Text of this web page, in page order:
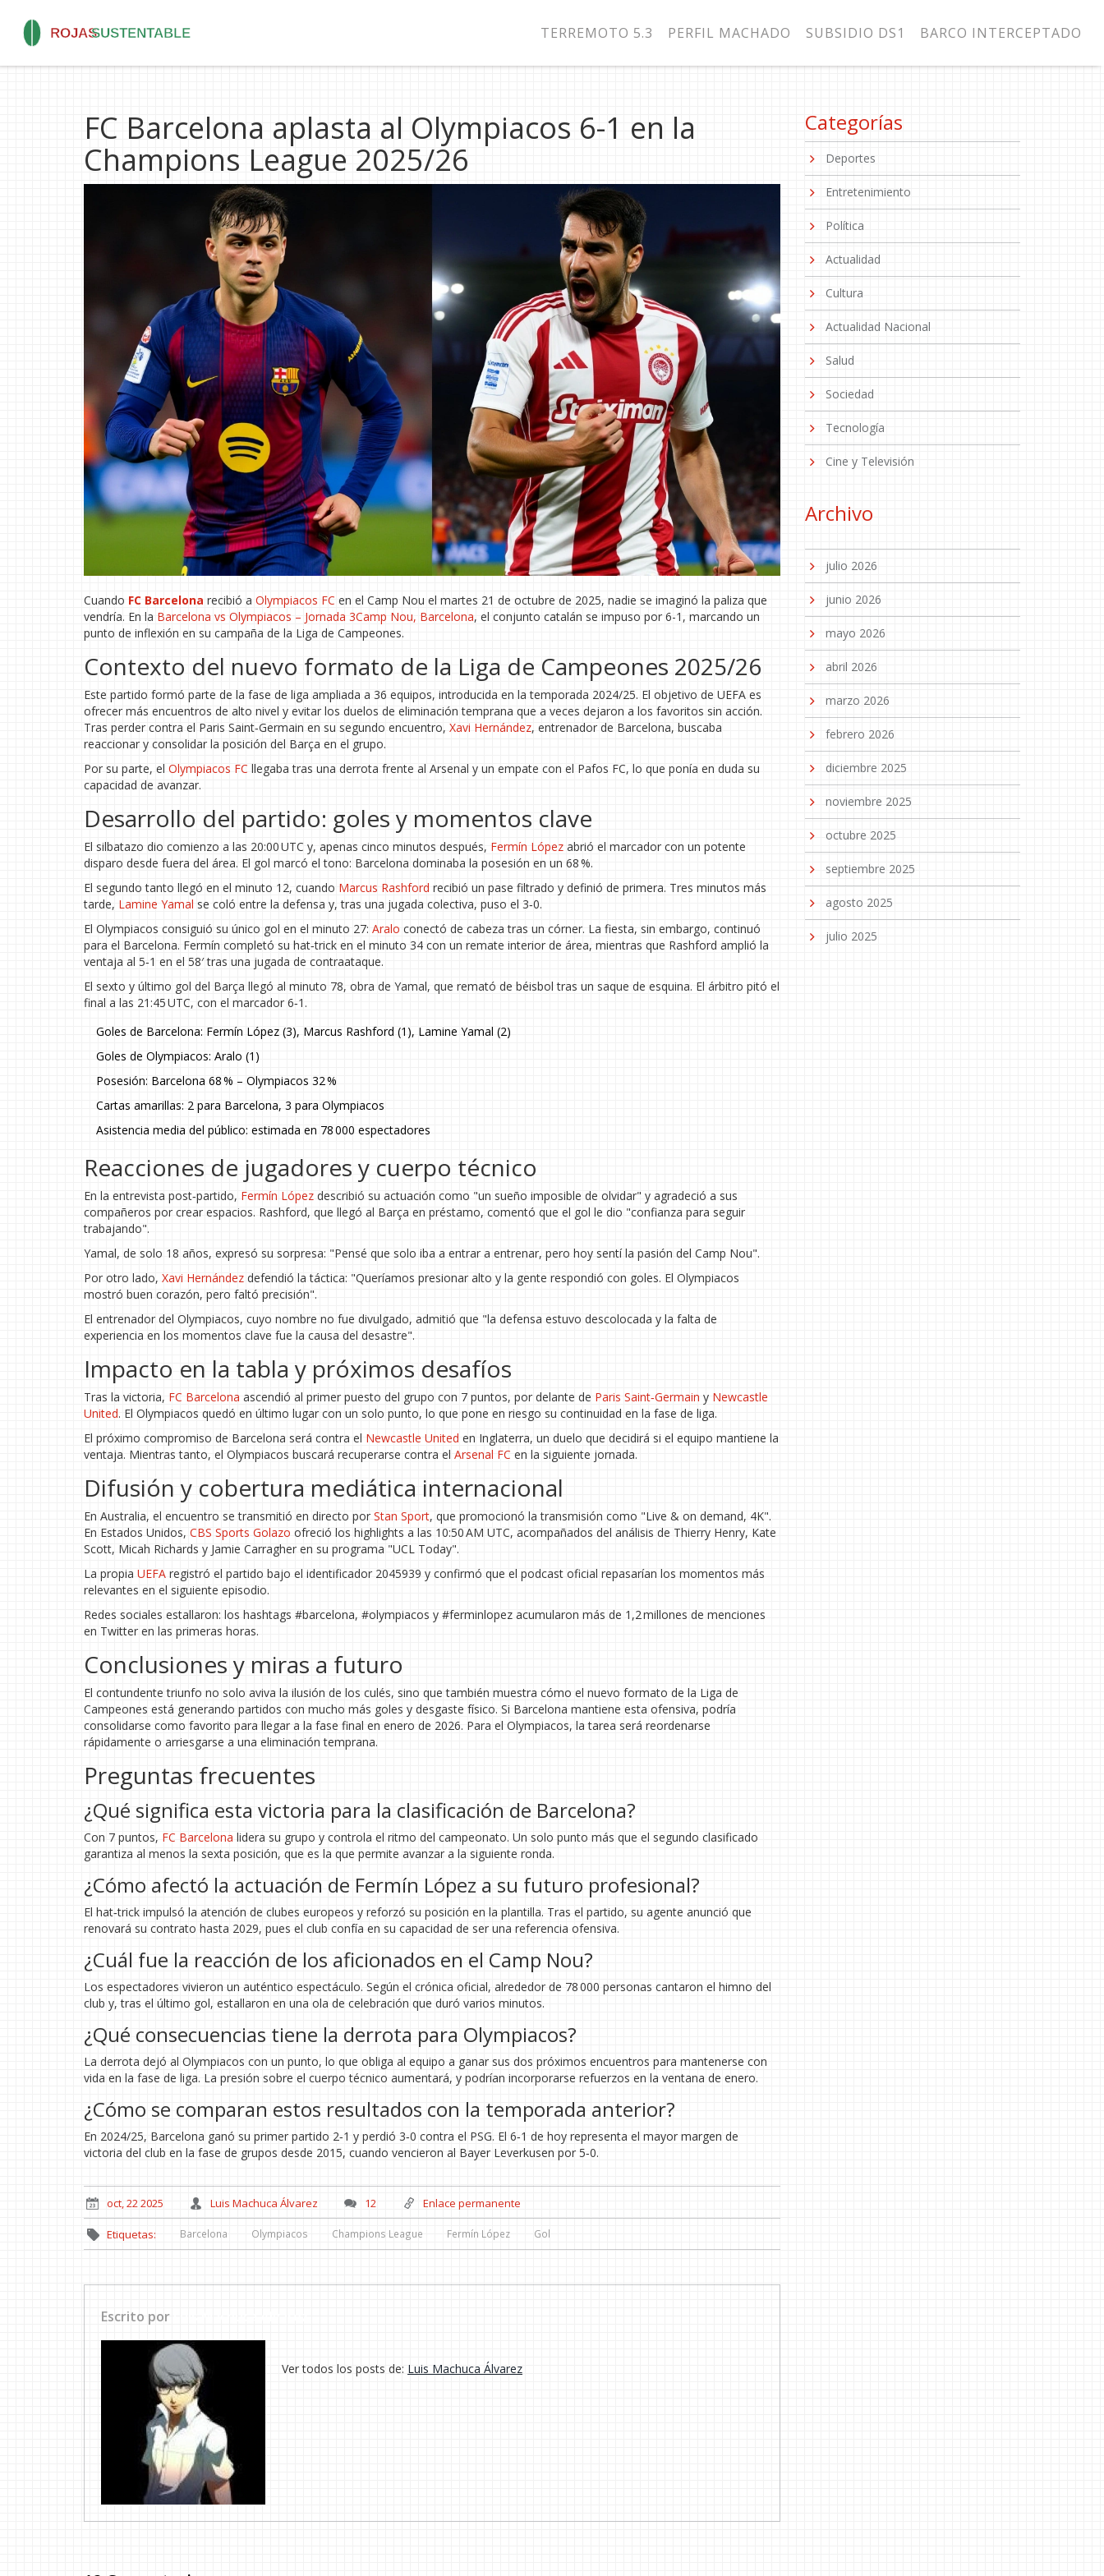
TERREMOTO 5.3 PERFIL MACHADO SUBSIDIO DS1 BARCO INTERCEPTADO
FC Barcelona aplasta al Olympiacos 6-1 en la
Champions League 2025/26
Cuando FC Barcelona recibió a Olympiacos FC en el Camp Nou el martes 21 de octubre de 2025, nadie se imaginó la paliza que
vendría. En la Barcelona vs Olympiacos – Jornada 3Camp Nou, Barcelona, el conjunto catalán se impuso por 6-1, marcando un
punto de inflexión en su campaña de la Liga de Campeones.
Contexto del nuevo formato de la Liga de Campeones 2025/26
Este partido formó parte de la fase de liga ampliada a 36 equipos, introducida en la temporada 2024/25. El objetivo de UEFA es
ofrecer más encuentros de alto nivel y evitar los duelos de eliminación temprana que a veces dejaron a los favoritos sin acción.
Tras perder contra el Paris Saint‑Germain en su segundo encuentro, Xavi Hernández, entrenador de Barcelona, buscaba
reaccionar y consolidar la posición del Barça en el grupo.
Por su parte, el Olympiacos FC llegaba tras una derrota frente al Arsenal y un empate con el Pafos FC, lo que ponía en duda su
capacidad de avanzar.
Desarrollo del partido: goles y momentos clave
El silbatazo dio comienzo a las 20:00 UTC y, apenas cinco minutos después, Fermín López abrió el marcador con un potente
disparo desde fuera del área. El gol marcó el tono: Barcelona dominaba la posesión en un 68 %.
El segundo tanto llegó en el minuto 12, cuando Marcus Rashford recibió un pase filtrado y definió de primera. Tres minutos más
tarde, Lamine Yamal se coló entre la defensa y, tras una jugada colectiva, puso el 3‑0.
El Olympiacos consiguió su único gol en el minuto 27: Aralo conectó de cabeza tras un córner. La fiesta, sin embargo, continuó
para el Barcelona. Fermín completó su hat‑trick en el minuto 34 con un remate interior de área, mientras que Rashford amplió la
ventaja al 5‑1 en el 58′ tras una jugada de contraataque.
El sexto y último gol del Barça llegó al minuto 78, obra de Yamal, que remató de béisbol tras un saque de esquina. El árbitro pitó el
final a las 21:45 UTC, con el marcador 6‑1.
Goles de Barcelona: Fermín López (3), Marcus Rashford (1), Lamine Yamal (2)
Goles de Olympiacos: Aralo (1)
Posesión: Barcelona 68 % – Olympiacos 32 %
Cartas amarillas: 2 para Barcelona, 3 para Olympiacos
Asistencia media del público: estimada en 78 000 espectadores
Reacciones de jugadores y cuerpo técnico
En la entrevista post‑partido, Fermín López describió su actuación como "un sueño imposible de olvidar" y agradeció a sus
compañeros por crear espacios. Rashford, que llegó al Barça en préstamo, comentó que el gol le dio "confianza para seguir
trabajando".
Yamal, de solo 18 años, expresó su sorpresa: "Pensé que solo iba a entrar a entrenar, pero hoy sentí la pasión del Camp Nou".
Por otro lado, Xavi Hernández defendió la táctica: "Queríamos presionar alto y la gente respondió con goles. El Olympiacos
mostró buen corazón, pero faltó precisión".
El entrenador del Olympiacos, cuyo nombre no fue divulgado, admitió que "la defensa estuvo descolocada y la falta de
experiencia en los momentos clave fue la causa del desastre".
Impacto en la tabla y próximos desafíos
Tras la victoria, FC Barcelona ascendió al primer puesto del grupo con 7 puntos, por delante de Paris Saint‑Germain y Newcastle
United. El Olympiacos quedó en último lugar con un solo punto, lo que pone en riesgo su continuidad en la fase de liga.
El próximo compromiso de Barcelona será contra el Newcastle United en Inglaterra, un duelo que decidirá si el equipo mantiene la
ventaja. Mientras tanto, el Olympiacos buscará recuperarse contra el Arsenal FC en la siguiente jornada.
Difusión y cobertura mediática internacional
En Australia, el encuentro se transmitió en directo por Stan Sport, que promocionó la transmisión como "Live & on demand, 4K".
En Estados Unidos, CBS Sports Golazo ofreció los highlights a las 10:50 AM UTC, acompañados del análisis de Thierry Henry, Kate
Scott, Micah Richards y Jamie Carragher en su programa "UCL Today".
La propia UEFA registró el partido bajo el identificador 2045939 y confirmó que el podcast oficial repasarían los momentos más
relevantes en el siguiente episodio.
Redes sociales estallaron: los hashtags #barcelona, #olympiacos y #ferminlopez acumularon más de 1,2 millones de menciones
en Twitter en las primeras horas.
Conclusiones y miras a futuro
El contundente triunfo no solo aviva la ilusión de los culés, sino que también muestra cómo el nuevo formato de la Liga de
Campeones está generando partidos con mucho más goles y desgaste físico. Si Barcelona mantiene esta ofensiva, podría
consolidarse como favorito para llegar a la fase final en enero de 2026. Para el Olympiacos, la tarea será reordenarse
rápidamente o arriesgarse a una eliminación temprana.
Preguntas frecuentes
¿Qué significa esta victoria para la clasificación de Barcelona?
Con 7 puntos, FC Barcelona lidera su grupo y controla el ritmo del campeonato. Un solo punto más que el segundo clasificado
garantiza al menos la sexta posición, que es la que permite avanzar a la siguiente ronda.
¿Cómo afectó la actuación de Fermín López a su futuro profesional?
El hat‑trick impulsó la atención de clubes europeos y reforzó su posición en la plantilla. Tras el partido, su agente anunció que
renovará su contrato hasta 2029, pues el club confía en su capacidad de ser una referencia ofensiva.
¿Cuál fue la reacción de los aficionados en el Camp Nou?
Los espectadores vivieron un auténtico espectáculo. Según el crónica oficial, alrededor de 78 000 personas cantaron el himno del
club y, tras el último gol, estallaron en una ola de celebración que duró varios minutos.
¿Qué consecuencias tiene la derrota para Olympiacos?
La derrota dejó al Olympiacos con un punto, lo que obliga al equipo a ganar sus dos próximos encuentros para mantenerse con
vida en la fase de liga. La presión sobre el cuerpo técnico aumentará, y podrían incorporarse refuerzos en la ventana de enero.
¿Cómo se comparan estos resultados con la temporada anterior?
En 2024/25, Barcelona ganó su primer partido 2‑1 y perdió 3‑0 contra el PSG. El 6‑1 de hoy representa el mayor margen de
victoria del club en la fase de grupos desde 2015, cuando vencieron al Bayer Leverkusen por 5‑0.
oct, 22 2025 Luis Machuca Álvarez 12 Enlace permanente
Etiquetas: Barcelona Olympiacos Champions League Fermín López Gol
Escrito por
Ver todos los posts de: Luis Machuca Álvarez
Categorías
Deportes
Entretenimiento
Política
Actualidad
Cultura
Actualidad Nacional
Salud
Sociedad
Tecnología
Cine y Televisión
Archivo
julio 2026
junio 2026
mayo 2026
abril 2026
marzo 2026
febrero 2026
diciembre 2025
noviembre 2025
octubre 2025
septiembre 2025
agosto 2025
julio 2025